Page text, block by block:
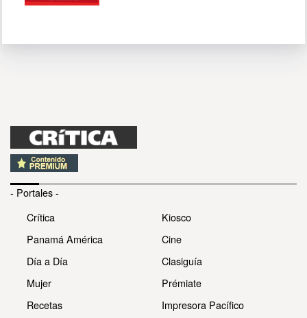
- Portales -
Crítica
Panamá América
Día a Día
Mujer
Recetas
Kiosco
Cine
Clasiguía
Prémiate
Impresora Pacífico